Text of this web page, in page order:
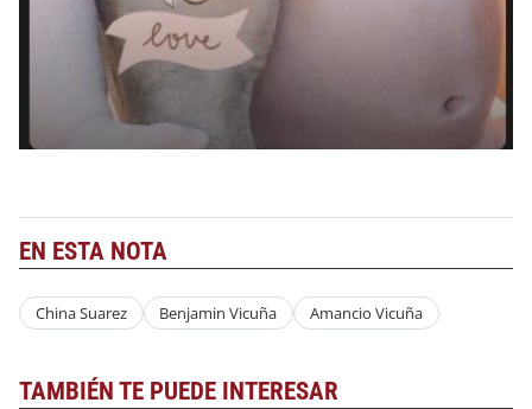
EN ESTA NOTA
China Suarez Benjamin Vicuña Amancio Vicuña
TAMBIÉN TE PUEDE INTERESAR